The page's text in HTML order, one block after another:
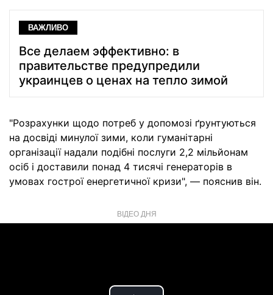
ВАЖЛИВО
Все делаем эффективно: в
правительстве предупредили
украинцев о ценах на тепло зимой
"Розрахунки щодо потреб у допомозі ґрунтуються
на досвіді минулої зими, коли гуманітарні
організації надали подібні послуги 2,2 мільйонам
осіб і доставили понад 4 тисячі генераторів в
умовах гострої енергетичної кризи", — пояснив він.
ВІДЕО ДНЯ